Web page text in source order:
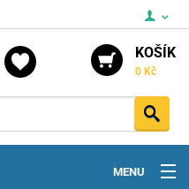
KOŠÍK
0 Kč
MENU